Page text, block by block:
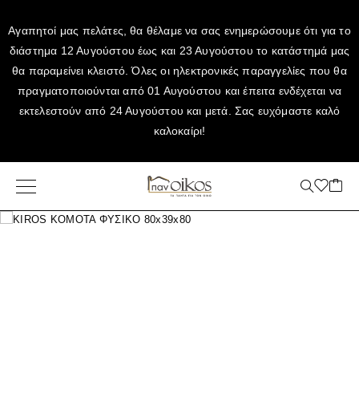
Αγαπητοί μας πελάτες, θα θέλαμε να σας ενημερώσουμε ότι για το
διάστημα 12 Αυγούστου έως και 23 Αυγούστου το κατάστημά μας
θα παραμείνει κλειστό. Όλες οι ηλεκτρονικές παραγγελίες που θα
πραγματοποιούνται από 01 Αυγούστου και έπειτα ενδέχεται να
εκτελεστούν από 24 Αυγούστου και μετά. Σας ευχόμαστε καλό
καλοκαίρι!